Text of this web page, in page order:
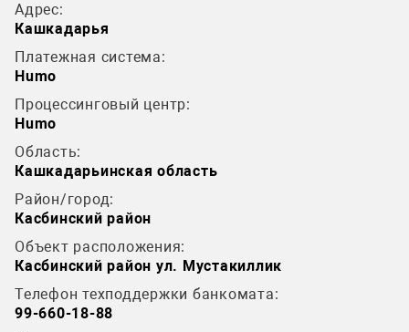
Адрес:
Кашкадарья
Платежная система:
Humo
Процессинговый центр:
Humo
Область:
Кашкадарьинская область
Район/город:
Касбинский район
Объект расположения:
Касбинский район ул. Мустакиллик
Телефон техподдержки банкомата:
99-660-18-88